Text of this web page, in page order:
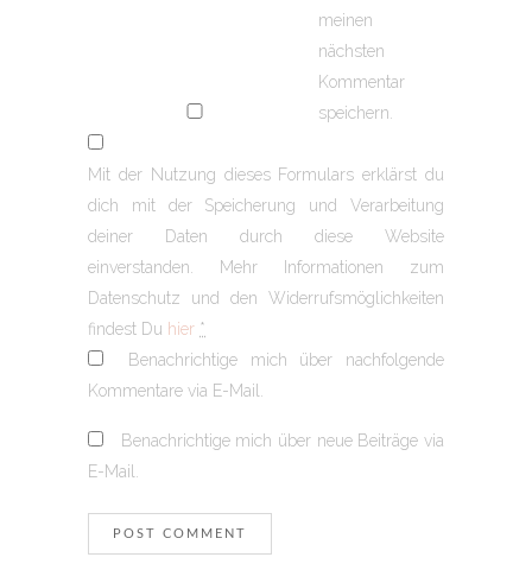
meinen
nächsten
Kommentar
speichern.
Mit der Nutzung dieses Formulars erklärst du
dich mit der Speicherung und Verarbeitung
deiner Daten durch diese Website
einverstanden. Mehr Informationen zum
Datenschutz und den Widerrufsmöglichkeiten
findest Du hier *
Benachrichtige mich über nachfolgende
Kommentare via E-Mail.
Benachrichtige mich über neue Beiträge via
E-Mail.